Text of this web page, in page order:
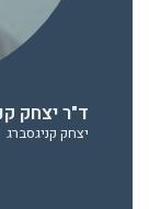
ד"ר יצחק
יצחק קניגסברג